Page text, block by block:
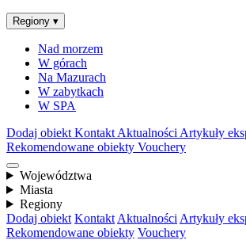
Regiony ▾
Nad morzem
W górach
Na Mazurach
W zabytkach
W SPA
Dodaj obiekt Kontakt Aktualności Artykuły
Rekomendowane obiekty Vouchery
Województwa
Miasta
Regiony
Dodaj obiekt Kontakt Aktualności Artykuły
Rekomendowane obiekty Vouchery